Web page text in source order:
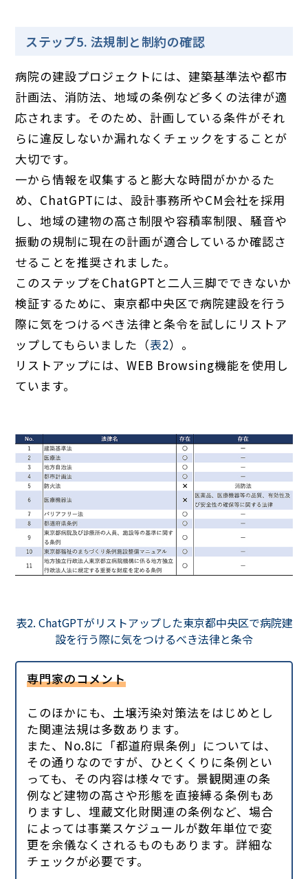
ステップ5. 法規制と制約の確認
病院の建設プロジェクトには、建築基準法や都市
計画法、消防法、地域の条例など多くの法律が適
応されます。そのため、計画している条件がそれ
らに違反しないか漏れなくチェックをすることが
大切です。
一から情報を収集すると膨大な時間がかかるた
め、ChatGPTには、設計事務所やCM会社を採用
し、地域の建物の高さ制限や容積率制限、騒音や
振動の規制に現在の計画が適合しているか確認さ
せることを推奨されました。
このステップをChatGPTと二人三脚でできないか
検証するために、東京都中央区で病院建設を行う
際に気をつけるべき法律と条令を試しにリストア
ップしてもらいました（表2）。
リストアップには、WEB Browsing機能を使用し
ています。
表2. ChatGPTがリストアップした東京都中央区で病院建
設を行う際に気をつけるべき法律と条令
専門家のコメント
このほかにも、土壌汚染対策法をはじめとし
た関連法規は多数あります。
また、No.8に「都道府県条例」については、
その通りなのですが、ひとくくりに条例とい
っても、その内容は様々です。景観関連の条
例など建物の高さや形態を直接縛る条例もあ
りますし、埋蔵文化財関連の条例など、場合
によっては事業スケジュールが数年単位で変
更を余儀なくされるものもあります。詳細な
チェックが必要です。